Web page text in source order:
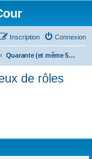
Connexion
Inscription
Quarante (et même 50) ans de jeux de rôles
de rôles